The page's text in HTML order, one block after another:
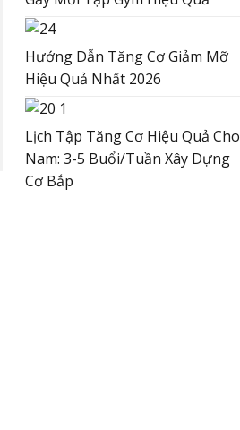
Hướng Dẫn Tăng Cơ Giảm Mỡ
Hiệu Quả Nhất 2026
Lịch Tập Tăng Cơ Hiệu Quả Cho
Nam: 3-5 Buổi/Tuần Xây Dựng
Cơ Bắp